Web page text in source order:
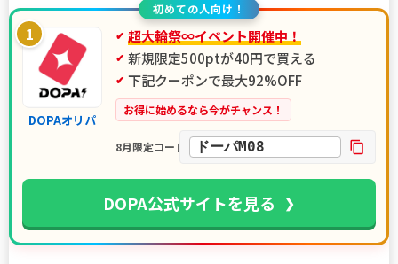
初めての人向け！
1
DOPAオリパ
超大輪祭∞イベント開催中！
新規限定500ptが40円で買える
下記クーポンで最大92%OFF
お得に始めるなら今がチャンス！
8月限定コード ドーパM08
DOPA公式サイトを見る